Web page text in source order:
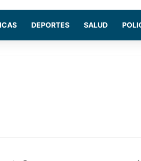
DEPORTES SALUD